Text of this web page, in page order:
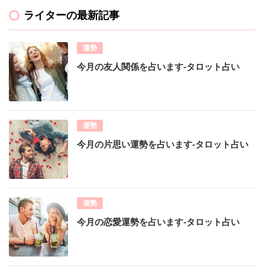
ライターの最新記事
運勢
今月の友人関係を占います-タロット占い
運勢
今月の片思い運勢を占います-タロット占い
運勢
今月の恋愛運勢を占います-タロット占い